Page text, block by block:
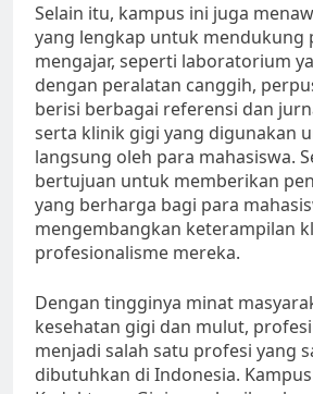
Selain itu, kampus ini juga
yang lengkap untuk mendukung
mengajar, seperti laboratorium
dengan peralatan canggih,
berisi berbagai referensi dan
serta klinik gigi yang digunakan
langsung oleh para mahasiswa.
bertujuan untuk memberikan
yang berharga bagi para
mengembangkan keterampilan
profesionalisme mereka.
Dengan tingginya minat
kesehatan gigi dan mulut,
menjadi salah satu profesi yang
dibutuhkan di Indonesia.